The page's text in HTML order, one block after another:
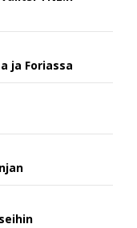
ja Foriassa